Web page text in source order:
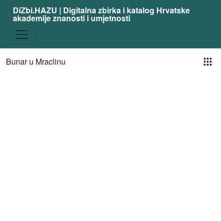
DiZbi.HAZU | Digitalna zbirka i katalog Hrvatske
akademije znanosti i umjetnosti
Bunar u Mraclinu